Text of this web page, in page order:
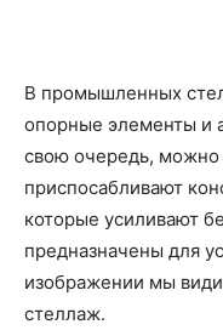
В промышленных
опорные элементы и
свою очередь, можно
приспосабливают
которые усиливают
предназначены для
изображении мы
стеллаж.